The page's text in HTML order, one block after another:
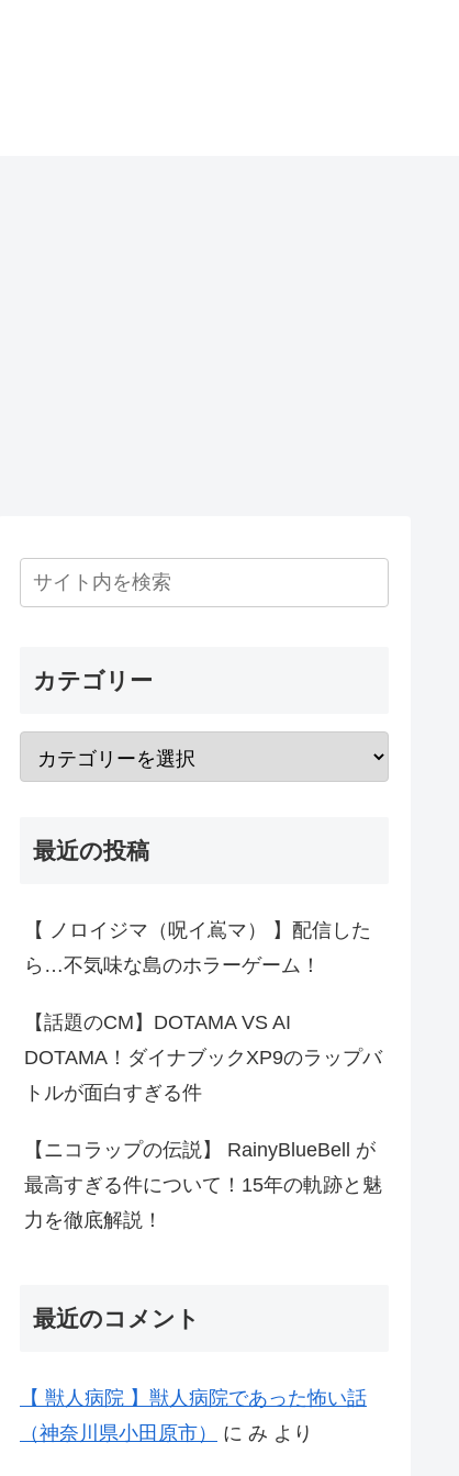
カテゴリー
最近の投稿
【 ノロイジマ（呪イ嶌マ） 】配信した
ら…不気味な島のホラーゲーム！
【話題のCM】DOTAMA VS AI
DOTAMA！ダイナブックXP9のラップバ
トルが面白すぎる件
【ニコラップの伝説】 RainyBlueBell が
最高すぎる件について！15年の軌跡と魅
力を徹底解説！
最近のコメント
【 獣人病院 】獣人病院であった怖い話
（神奈川県小田原市）
に み より